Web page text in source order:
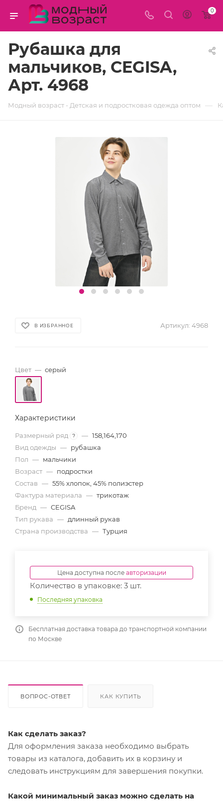
0
Рубашка для
мальчиков, CEGISA,
Арт. 4968
Модный возраст - Детская и подростковая одежда оптом —
В ИЗБРАННОЕ Артикул: 4968
Цвет — серый
Характеристики
Размерный ряд ? — 158,164,170
Вид одежды — рубашка
Пол — мальчики
Возраст — подростки
Состав — 55% хлопок, 45% полиэстер
Фактура материала — трикотаж
Бренд — CEGISA
Тип рукава — длинный рукав
Страна производства — Турция
Цена доступна после авторизации
Количество в упаковке: 3 шт.
Последняя упаковка
Бесплатная доставка товара до транспортной компании
по Москве
ВОПРОС-ОТВЕТ КАК КУПИТЬ
Как сделать заказ?
Для оформления заказа необходимо выбрать
товары из каталога, добавить их в корзину и
следовать инструкциям для завершения покупки.
Какой минимальный заказ можно сделать на